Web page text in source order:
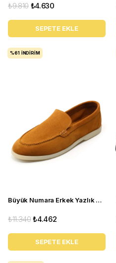
₺4.630
₺9.810
SEPETE EKLE
Büyük Numara Erkek Yazlık Ayakkabı - UTKAN02 Tarçın
₺4.462
₺11.340
SEPETE EKLE
%61 İNDIRIM